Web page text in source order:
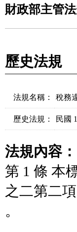
財政部主管
歷史法規
法規名稱： 稅務
歷史法規： 民國
法規內容：
第 1 條 本
之二第二
。